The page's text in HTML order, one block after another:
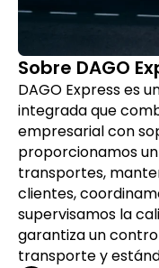
Sobre DAGO
DAGO Express es
integrada que
empresarial con
proporcionamos
transportes,
clientes,
supervisamos la
garantiza un
transporte y